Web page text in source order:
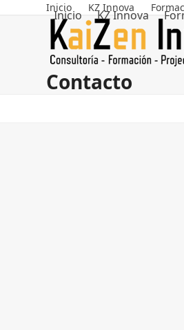
Inicio KZ Innova
Inicio KZ Innova
Contacto